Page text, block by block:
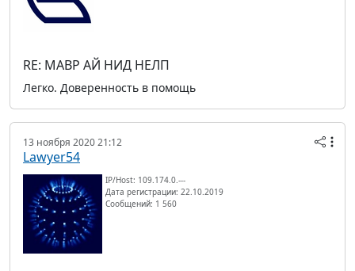
RE: МАВР АЙ НИД НЕЛП
Легко. Доверенность в помощь
13 ноября 2020 21:12
Lawyer54
IP/Host: 109.174.0.---
Дата регистрации: 22.10.2019
Сообщений: 1 560